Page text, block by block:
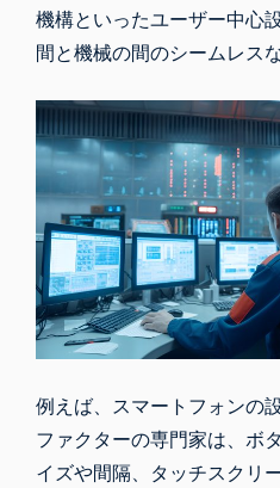
機構といったユーザー中心
間と機械の間のシームレス
例えば、スマートフォンの
ファクターの専門家は、ボ
イズや間隔、タッチスクリ